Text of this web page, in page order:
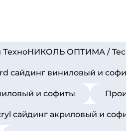
ОПТИМА /
сайдинг виниловый и
и софиты
сайдинг акриловый и